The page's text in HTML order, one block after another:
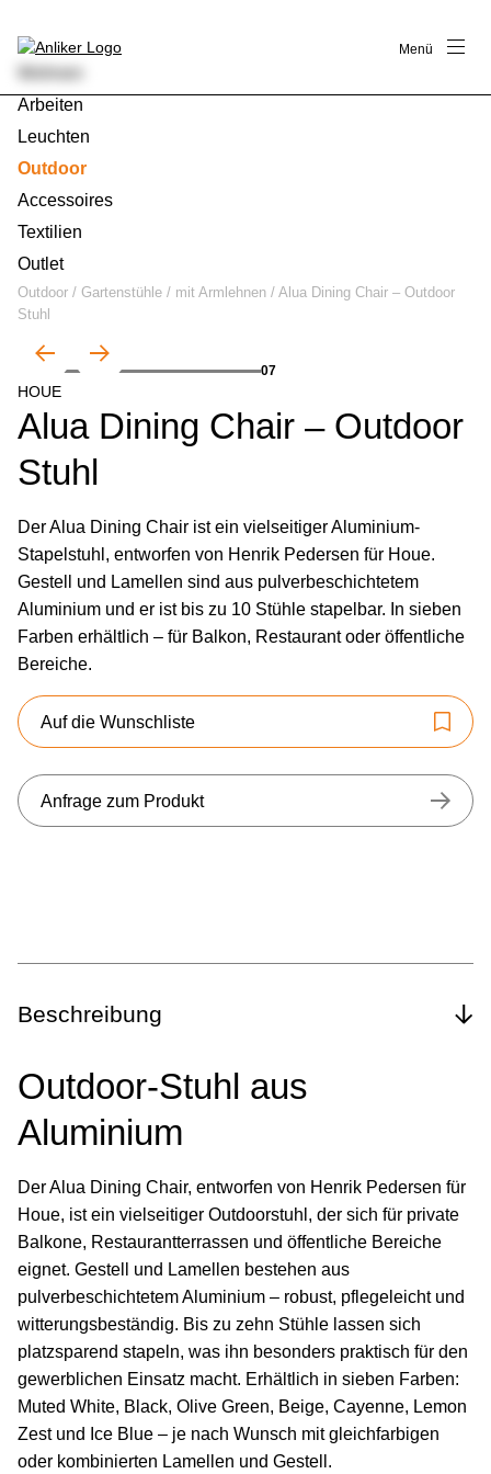
Menü
Arbeiten
Leuchten
Outdoor
Accessoires
Textilien
Outlet
Outdoor / Gartenstühle / mit Armlehnen / Alua Dining Chair – Outdoor
Stuhl
07
HOUE
Alua Dining Chair – Outdoor
Stuhl
Der Alua Dining Chair ist ein vielseitiger Aluminium-
Stapelstuhl, entworfen von Henrik Pedersen für Houe.
Gestell und Lamellen sind aus pulverbeschichtetem
Aluminium und er ist bis zu 10 Stühle stapelbar. In sieben
Farben erhältlich – für Balkon, Restaurant oder öffentliche
Bereiche.
Auf die Wunschliste
Anfrage zum Produkt
Beschreibung
Outdoor-Stuhl aus
Aluminium
Der Alua Dining Chair, entworfen von Henrik Pedersen für
Houe, ist ein vielseitiger Outdoorstuhl, der sich für private
Balkone, Restaurantterrassen und öffentliche Bereiche
eignet. Gestell und Lamellen bestehen aus
pulverbeschichtetem Aluminium – robust, pflegeleicht und
witterungsbeständig. Bis zu zehn Stühle lassen sich
platzsparend stapeln, was ihn besonders praktisch für den
gewerblichen Einsatz macht. Erhältlich in sieben Farben:
Muted White, Black, Olive Green, Beige, Cayenne, Lemon
Zest und Ice Blue – je nach Wunsch mit gleichfarbigen
oder kombinierten Lamellen und Gestell.